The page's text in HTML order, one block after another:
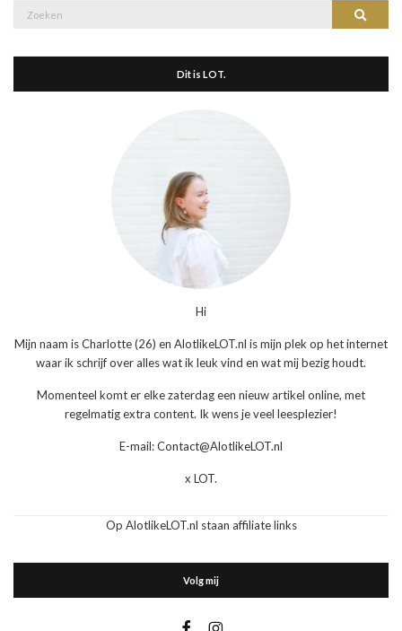
Zoek
Dit is LOT.
Hi
Mijn naam is Charlotte (26) en AlotlikeLOT.nl is mijn plek op het internet
waar ik schrijf over alles wat ik leuk vind en wat mij bezig houdt.
Momenteel komt er elke zaterdag een nieuw artikel online, met
regelmatig extra content. Ik wens je veel leesplezier!
E-mail: Contact@AlotlikeLOT.nl
x LOT.
Op AlotlikeLOT.nl staan affiliate links
Volg mij